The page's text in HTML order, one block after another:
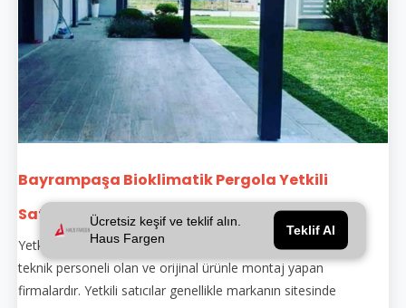
Ücretsiz keşif ve teklif alın.
Haus Fargen
Teklif Al
Bayrampaşa Bioklimatik Pergola Yetkili
Satıcıları... Ama Hangisi?
Yetkili satıcılar, belirli markaların bayiliğini üstlenmiş, eğitimli
teknik personeli olan ve orijinal ürünle montaj yapan
firmalardır. Yetkili satıcılar genellikle markanın sitesinde